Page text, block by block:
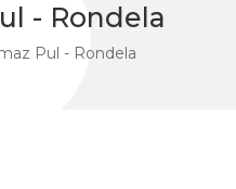
- Rondela
Pul - Rondela